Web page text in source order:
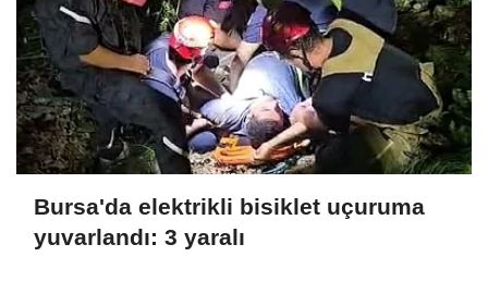
Bursa'da elektrikli bisiklet uçuruma
yuvarlandı: 3 yaralı